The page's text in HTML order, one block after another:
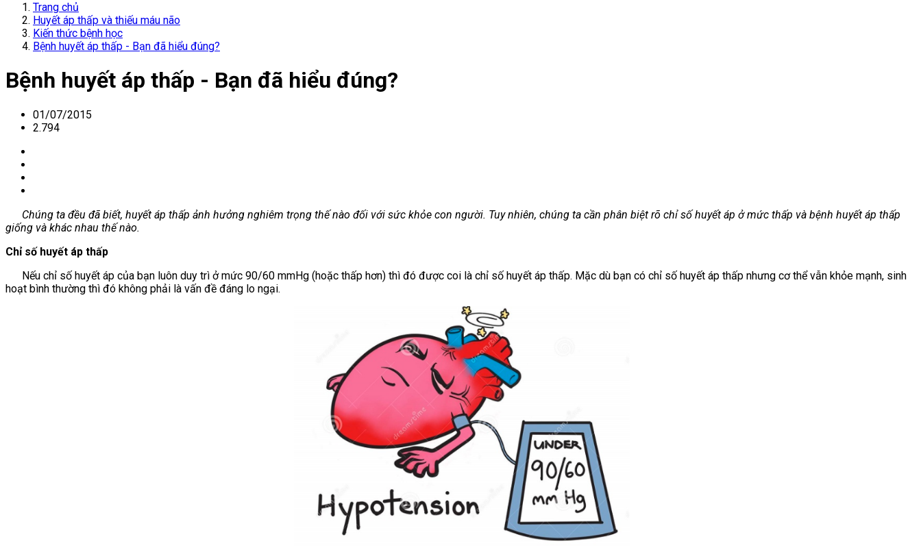
Trang chủ
Huyết áp thấp và thiếu máu não
Kiến thức bệnh học
Bệnh huyết áp thấp - Bạn đã hiểu đúng?
Bệnh huyết áp thấp - Bạn đã hiểu đúng?
01/07/2015
2.794
Chúng ta đều đã biết, huyết áp thấp ảnh hưởng nghiêm trọng thế nào đối với sức khỏe con người. Tuy nhiên, chúng ta cần phân biệt rõ chỉ số huyết áp ở mức thấp và bệnh huyết áp thấp
giống và khác nhau thế nào.
Chỉ số huyết áp thấp
Nếu chỉ số huyết áp của bạn luôn duy trì ở mức 90/60 mmHg (hoặc thấp hơn) thì đó được coi là chỉ số huyết áp thấp. Mặc dù bạn có chỉ số huyết áp thấp nhưng cơ thể vẫn khỏe mạnh, sinh
hoạt bình thường thì đó không phải là vấn đề đáng lo ngại.